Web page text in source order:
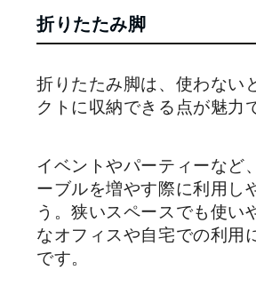
折りたたみ脚
折りたたみ脚は、使わない
クトに収納できる点が魅力
イベントやパーティーなど
ーブルを増やす際に利用し
う。狭いスペースでも使い
なオフィスや自宅での利用
です。